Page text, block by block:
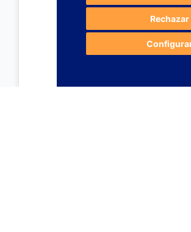
Rechazar